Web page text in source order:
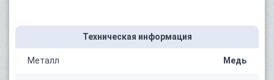
Техническая информация
Металл Медь